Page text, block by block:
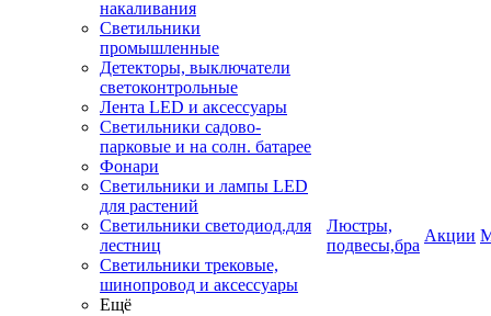
накаливания
Светильники
промышленные
Детекторы, выключатели
светоконтрольные
Лента LED и аксессуары
Светильники садово-
парковые и на солн. батарее
Фонари
Светильники и лампы LED
для растений
Светильники светодиод.для
лестниц
Светильники трековые,
шинопровод и аксессуары
Ещё
Люстры,
подвесы,бра
Акции